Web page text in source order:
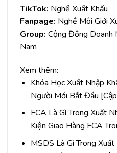
TikTok: Nghề Xuất Khẩu
Fanpage: Nghề Môi Giới
Group: Cộng Đồng Doanh
Nam
Xem thêm:
Khóa Học Xuất Nhập
Người Mới Bắt Đầu
FCA Là Gì Trong Xuất
Kiện Giao Hàng FCA
MSDS Là Gì Trong